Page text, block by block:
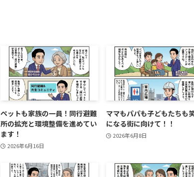
ペットも家族の一員！同行避難
所の拡充と環境整備を進めてい
ます！
2026年6月16日
ママもパパも子どもたちも
になる街に向けて！！
2026年6月8日